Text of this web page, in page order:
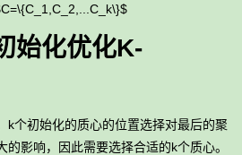
始化优化K-
始化的质心的位置选择对最后的聚
的影响，因此需要选择合适的k个质心。